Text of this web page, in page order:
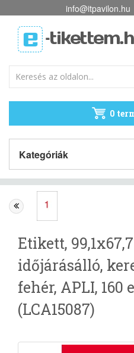
info@itpavilon.hu
0
Kategóriák
Etikett,
időjárásálló,
fehér, APLI,
(LCA15087)